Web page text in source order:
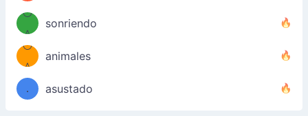
＼）
º◡º
＾
sonriendo
º◡º
＾
❁)
animales
（／
．
asustado